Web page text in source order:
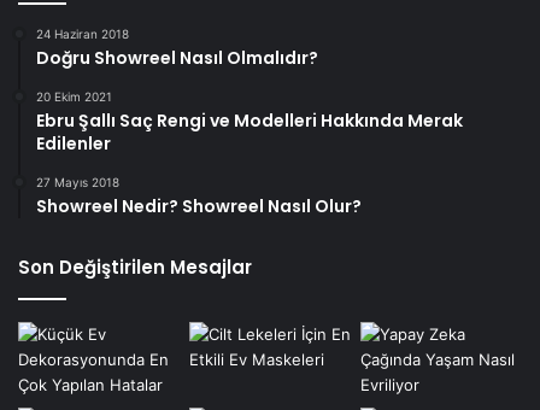
24 Haziran 2018
Doğru Showreel Nasıl Olmalıdır?
20 Ekim 2021
Ebru Şallı Saç Rengi ve Modelleri Hakkında Merak
Edilenler
27 Mayıs 2018
Showreel Nedir? Showreel Nasıl Olur?
Son Değiştirilen Mesajlar